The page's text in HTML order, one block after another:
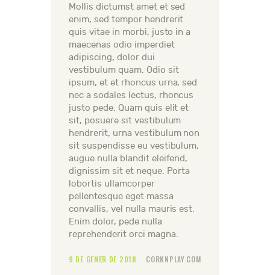
Mollis dictumst amet et sed
enim, sed tempor hendrerit
quis vitae in morbi, justo in a
maecenas odio imperdiet
adipiscing, dolor dui
vestibulum quam. Odio sit
ipsum, et et rhoncus urna, sed
nec a sodales lectus, rhoncus
justo pede. Quam quis elit et
sit, posuere sit vestibulum
hendrerit, urna vestibulum non
sit suspendisse eu vestibulum,
augue nulla blandit eleifend,
dignissim sit et neque. Porta
lobortis ullamcorper
pellentesque eget massa
convallis, vel nulla mauris est.
Enim dolor, pede nulla
reprehenderit orci magna.
9 DE GENER DE 2018 CORKNPLAY.COM